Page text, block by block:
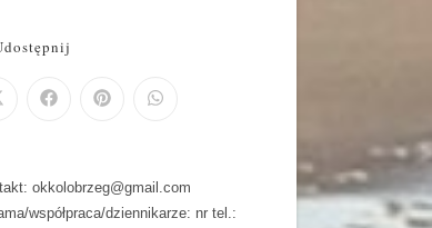
okkolobrzeg@gmail.com
współpraca/dziennikarze: nr tel.: